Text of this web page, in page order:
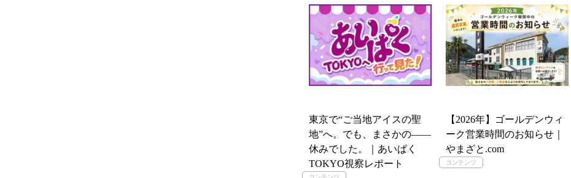
東京で“ご当地アイスの聖
地”へ。でも、まさかの――
休みでした。｜あいぱく
TOKYO視察レポート
【2026年】ゴールデンウィ
ーク営業時間のお知らせ｜
やまざと.com